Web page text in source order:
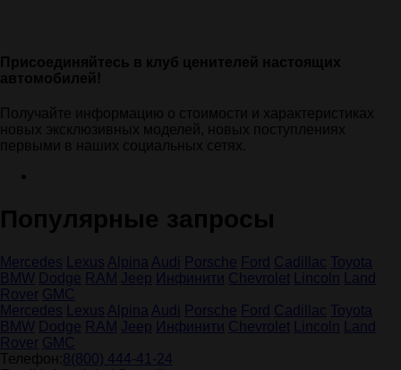
Присоединяйтесь в клуб ценителей настоящих
автомобилей!
Получайте информацию о стоимости и характеристиках
новых эксклюзивных моделей, новых поступлениях
первыми в наших социальных сетях.
Популярные запросы
Mercedes Lexus Alpina Audi Porsche Ford Cadillac Toyota
BMW Dodge RAM Jeep Инфинити Chevrolet Lincoln
Land
Rover GMC
Mercedes
Lexus Alpina Audi Porsche Ford Cadillac Toyota
BMW Dodge RAM Jeep Инфинити Chevrolet Lincoln
Land
Rover GMC
Телефон:8(800) 444-41-24